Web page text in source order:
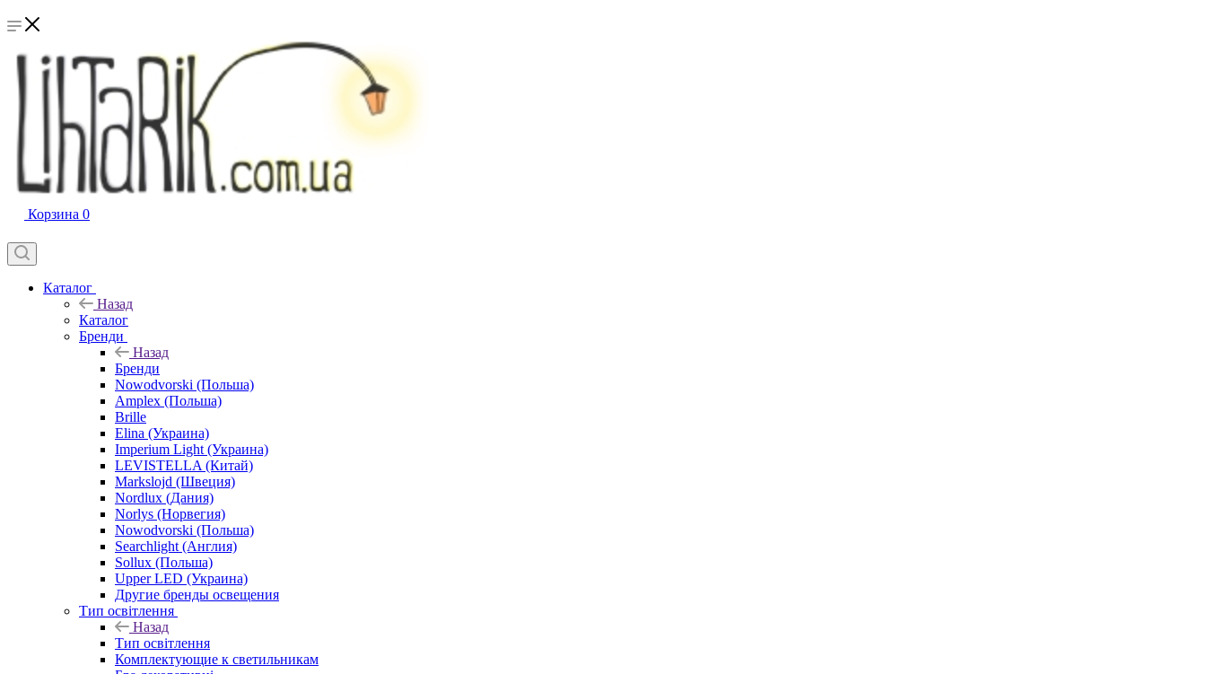
Корзина 0
Каталог
Назад
Каталог
Бренди
Назад
Бренди
Nowodvorski (Польша)
Amplex (Польша)
Brille
Elina (Украина)
Imperium Light (Украина)
LEVISTELLA (Китай)
Markslojd (Швеция)
Nordlux (Дания)
Norlys (Норвегия)
Nowodvorski (Польша)
Searchlight (Англия)
Sollux (Польша)
Upper LED (Украина)
Другие бренды освещения
Тип освітлення
Назад
Тип освітлення
Комплектующие к светильникам